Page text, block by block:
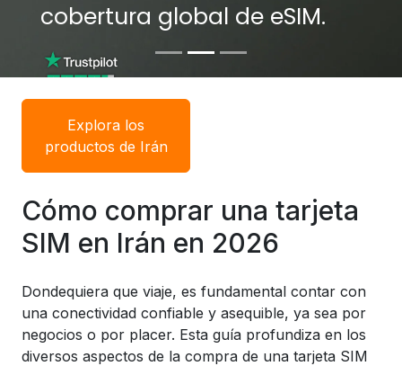
cobertura global de eSIM.
cobertura global de eSIM.
Explora los
productos de Irán
Cómo comprar una tarjeta
SIM en Irán en 2026
Dondequiera que viaje, es fundamental contar con
una conectividad confiable y asequible, ya sea por
negocios o por placer. Esta guía profundiza en los
diversos aspectos de la compra de una tarjeta SIM